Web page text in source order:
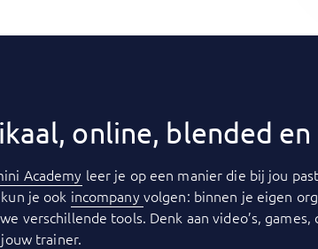
online, blended
Academy leer je op een manier die bij jou
je ook incompany volgen: binnen je eigen
verschillende tools. Denk aan video’s,
trainer.